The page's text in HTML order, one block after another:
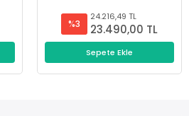
%3
24.216,49 TL
23.490,00 TL
Sepete Ekle